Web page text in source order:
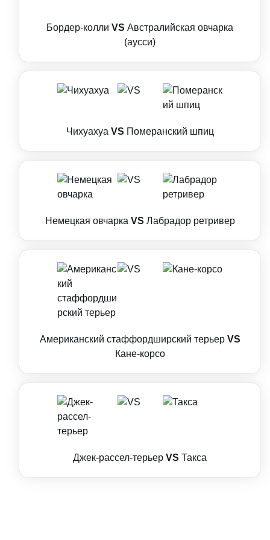
Бордер-колли VS Австралийская овчарка
(аусси)
Чихуахуа VS Померанский шпиц
Немецкая овчарка VS Лабрадор ретривер
Американский стаффордширский терьер VS
Кане-корсо
Джек-рассел-терьер VS Такса